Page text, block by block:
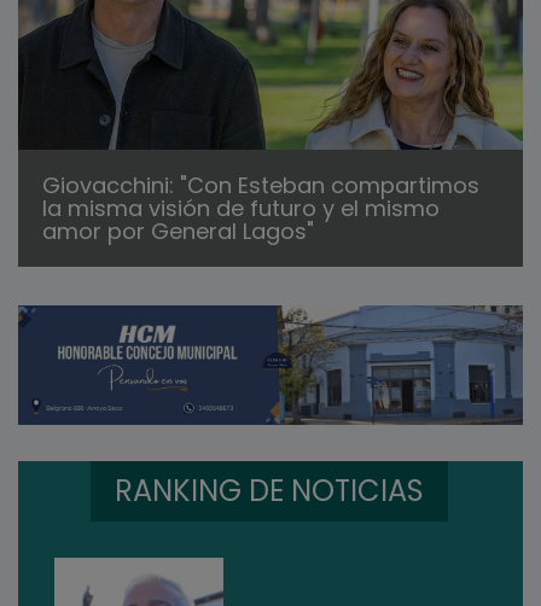
Giovacchini: "Con Esteban compartimos
la misma visión de futuro y el mismo
amor por General Lagos"
RANKING DE NOTICIAS